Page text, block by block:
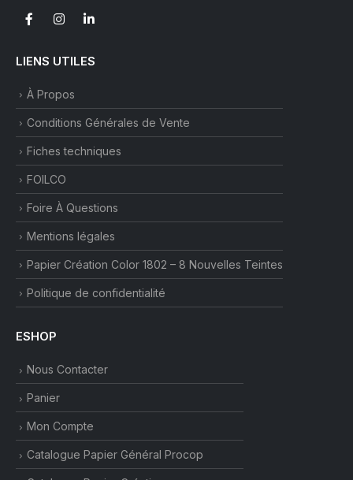
page
du
LIENS UTILES
À Propos
Conditions Générales de Vente
Fiches techniques
FOILCO
Foire À Questions
Mentions légales
Papier Création Color 1802 – 8 Nouvelles Teintes
Politique de confidentialité
ESHOP
Nous Contacter
Panier
Mon Compte
Catalogue Papier Général Procop